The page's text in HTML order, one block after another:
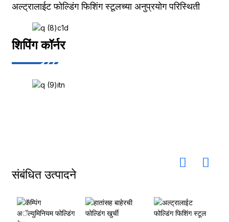
अल्ट्रालाईट फोल्डिंग फिशिंग स्टूलच्या अनुप्रयोग परिस्थिती
शिपिंग कॉर्नर
संबंधित उत्पादने